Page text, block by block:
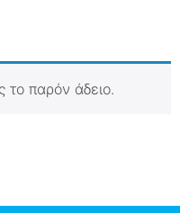
το παρόν άδειο.